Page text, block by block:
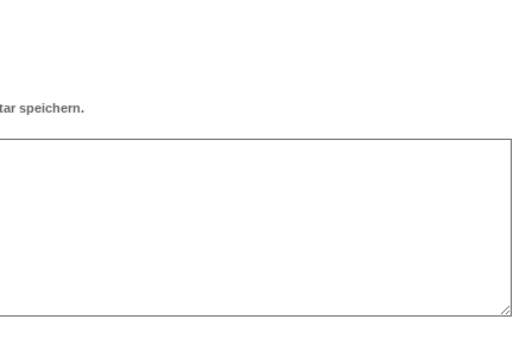
speichern.